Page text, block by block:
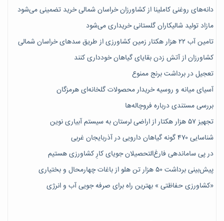
دانه‌های روغنی کاملینا از کشاورزان خراسان شمالی خرید تضمینی می‌شود
مازاد تولید شالیکاران گلستانی خریداری می‌شود
تامین آب ۲۲ هزار هکتار زمین کشاورزی از طریق سدهای خراسان شمالی
کشاورزان از آتش زدن بقایای گیاهان خودداری کنند
تعجیل در برداشت برنج ممنوع
آسیای میانه و روسیه خریدار محصولات گلخانه‌ای هرمزگان
بررسی مستندی درباره فروچاله‌ها
تجهیز ۵۷ هزار هکتار از اراضی لرستان به سیستم آبیاری نوین
شناسایی ۴۷٠ گونه گیاهان دارویی در آذربایجان غربی
در پی ساماندهی فارغ‌التحصیلان جویای کارِ کشاورزی هستیم
پیش‎‌بینی برداشت ۵۰ هزار تن هلو از باغات چهارمحال و بختیاری
«کشاورزی حفاظتی » بهترین راه برای صرفه جویی آب و انرژی